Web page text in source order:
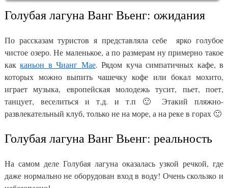
Голубая лагуна Ванг Вьенг: ожидания
По рассказам туристов я представляла себе ярко голубое
чистое озеро. Не маленькое, а по размерам ну примерно такое
какканьон в Чианг Мае. Рядом куча симпатичных кафе, в
которых можно выпить чашечку кофе или бокал мохито,
играет музыка, европейская молодежь тусит, пьет, поет,
танцует, веселиться и т.д. и т.п 🙂 Этакий пляжно-
развлекательный клуб, только не на море, а на реке в горах 🙂
Голубая лагуна Ванг Вьенг: реальность
На самом деле Голубая лагуна оказалась узкой речкой, где
даже нормально не оборудован вход в воду! Очень скользко и